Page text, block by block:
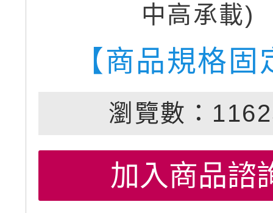
中高承載)
【商品規格固
瀏覽數：
加入商品諮